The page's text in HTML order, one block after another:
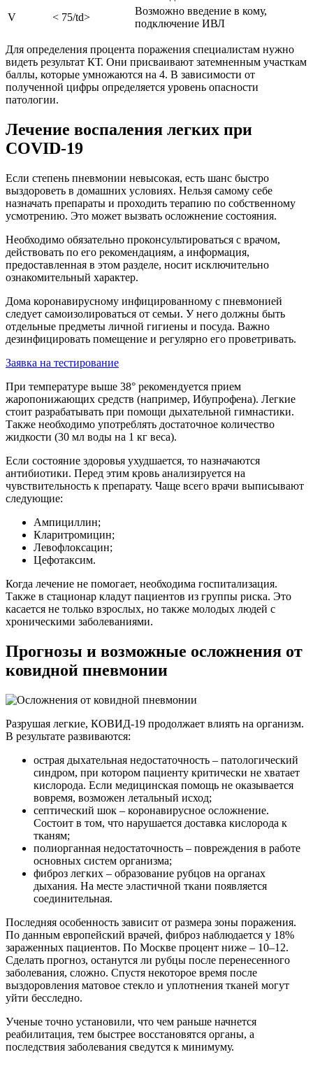
V
< 75/td>
Возможно введение в кому,
подключение ИВЛ
Для определения процента поражения специалистам нужно
видеть результат КТ. Они присваивают затемненным участкам
баллы, которые умножаются на 4. В зависимости от
полученной цифры определяется уровень опасности
патологии.
Лечение воспаления легких при
COVID-19
Если степень пневмонии невысокая, есть шанс быстро
выздороветь в домашних условиях. Нельзя самому себе
назначать препараты и проходить терапию по собственному
усмотрению. Это может вызвать осложнение состояния.
Необходимо обязательно проконсультироваться с врачом,
действовать по его рекомендациям, а информация,
предоставленная в этом разделе, носит исключительно
ознакомительный характер.
Дома коронавирусному инфицированному с пневмонией
следует самоизолироваться от семьи. У него должны быть
отдельные предметы личной гигиены и посуда. Важно
дезинфицировать помещение и регулярно его проветривать.
Заявка на тестирование
При температуре выше 38° рекомендуется прием
жаропонижающих средств (например, Ибупрофена). Легкие
стоит разрабатывать при помощи дыхательной гимнастики.
Также необходимо употреблять достаточное количество
жидкости (30 мл воды на 1 кг веса).
Если состояние здоровья ухудшается, то назначаются
антибиотики. Перед этим кровь анализируется на
чувствительность к препарату. Чаще всего врачи выписывают
следующие:
Ампициллин;
Кларитромицин;
Левофлоксацин;
Цефотаксим.
Когда лечение не помогает, необходима госпитализация.
Также в стационар кладут пациентов из группы риска. Это
касается не только взрослых, но также молодых людей с
хроническими заболеваниями.
Прогнозы и возможные осложнения от
ковидной пневмонии
Разрушая легкие, КОВИД-19 продолжает влиять на организм.
В результате развиваются:
острая дыхательная недостаточность – патологический
синдром, при котором пациенту критически не хватает
кислорода. Если медицинская помощь не оказывается
вовремя, возможен летальный исход;
септический шок – коронавирусное осложнение.
Состоит в том, что нарушается доставка кислорода к
тканям;
полиорганная недостаточность – повреждения в работе
основных систем организма;
фиброз легких – образование рубцов на органах
дыхания. На месте эластичной ткани появляется
соединительная.
Последняя особенность зависит от размера зоны поражения.
По данным европейский врачей, фиброз наблюдается у 18%
зараженных пациентов. По Москве процент ниже – 10–12.
Сделать прогноз, останутся ли рубцы после перенесенного
заболевания, сложно. Спустя некоторое время после
выздоровления матовое стекло и уплотнения тканей могут
уйти бесследно.
Ученые точно установили, что чем раньше начнется
реабилитация, тем быстрее восстановятся органы, а
последствия заболевания сведутся к минимуму.